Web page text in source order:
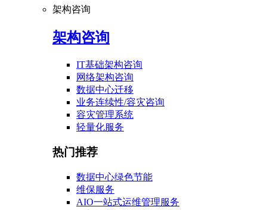
架构咨询
架构咨询
IT基础架构咨询
网络架构咨询
数据中心迁移
业务连续性/容灾咨询
容灾管理系统
轻量化服务
热门推荐
数据中心绿色节能
维保服务
AIO一站式运维管理服务